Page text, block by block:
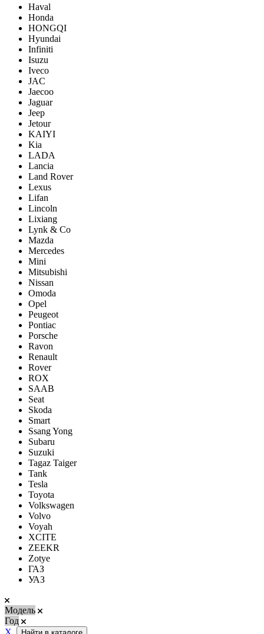
Haval
Honda
HONGQI
Hyundai
Infiniti
Isuzu
Iveco
JAC
Jaecoo
Jaguar
Jeep
Jetour
KAIYI
Kia
LADA
Lancia
Land Rover
Lexus
Lifan
Lincoln
Lixiang
Lynk & Co
Mazda
Mercedes
Mini
Mitsubishi
Nissan
Omoda
Opel
Peugeot
Pontiac
Porsсhe
Ravon
Renault
Rover
ROX
SAAB
Seat
Skoda
Smart
Ssang Yong
Subaru
Suzuki
Tagaz Taiger
Tank
Tesla
Toyota
Volkswagen
Volvo
Voyah
XCITE
ZEEKR
Zotye
ГАЗ
УАЗ
Модель
Год
Х